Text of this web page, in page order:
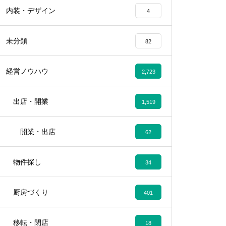
内装・デザイン 4
未分類 82
経営ノウハウ 2,723
出店・開業 1,519
開業・出店 62
物件探し 34
厨房づくり 401
移転・閉店 18